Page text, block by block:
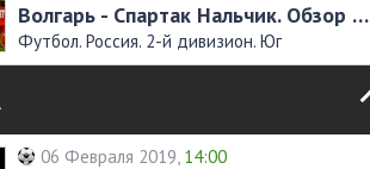
Волгарь - Спартак Нальчик. Обзор матча
Футбол. Россия. 2-й дивизион. Юг
06 Февраля 2019, 14:00